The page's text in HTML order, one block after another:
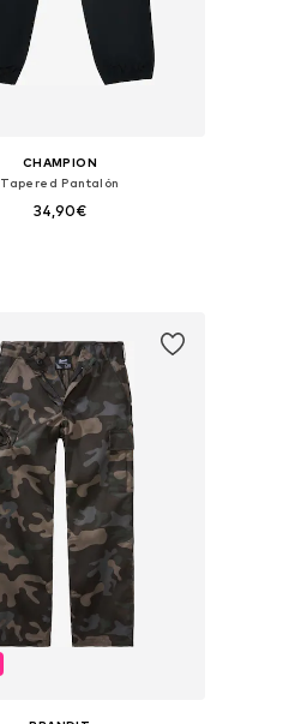
CHAMPION
Tapered Pantalón
34,90€